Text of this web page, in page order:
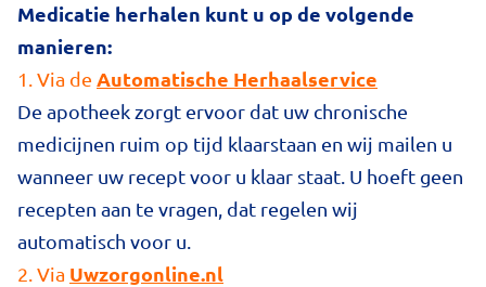
Medicatie herhalen kunt u op de volgende
manieren:
1. Via de Automatische Herhaalservice
De apotheek zorgt ervoor dat uw chronische
medicijnen ruim op tijd klaarstaan en wij mailen u
wanneer uw recept voor u klaar staat. U hoeft geen
recepten aan te vragen, dat regelen wij
automatisch voor u.
2. Via Uwzorgonline.nl